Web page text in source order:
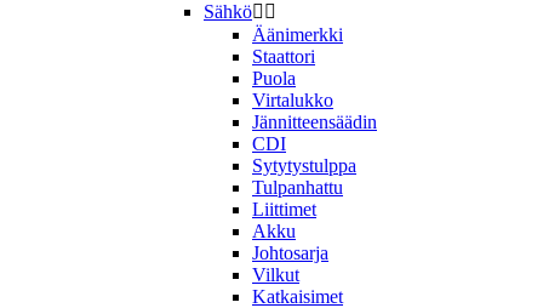
Sähkö 
Äänimerkki
Staattori
Puola
Virtalukko
Jännitteensäädin
CDI
Sytytystulppa
Tulpanhattu
Liittimet
Akku
Johtosarja
Vilkut
Katkaisimet